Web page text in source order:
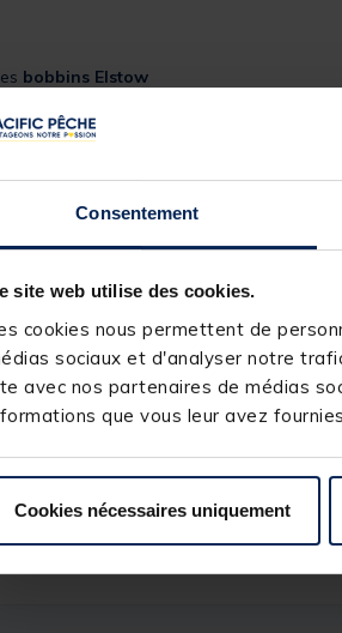
Consentement
site web utilise des cookies.
cookies nous permettent de
sociaux et d'analyser notre
avec nos partenaires de médias
que vous leur avez
Cookies nécessaires uniquement
bobbins Elstow
détendues et tendues
fil